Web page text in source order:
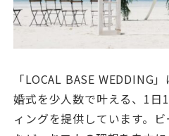
「LOCAL BASE WEDDING
婚式を少人数で叶える、1日
ィングを提供しています。